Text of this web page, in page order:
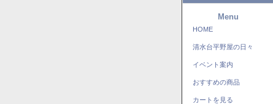
Menu
HOME
清水台平野屋の日々
イベント案内
おすすめの商品
カートを見る